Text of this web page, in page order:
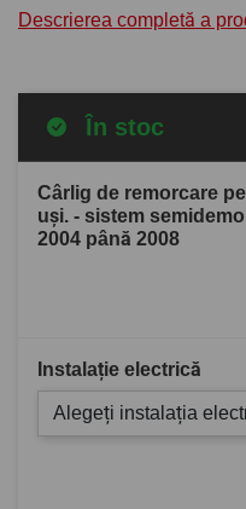
Descrierea completă a
În stoc
Cârlig de remorcare
uşi. - sistem
2004 până 2008
Instalație electrică
Alegeți instalația